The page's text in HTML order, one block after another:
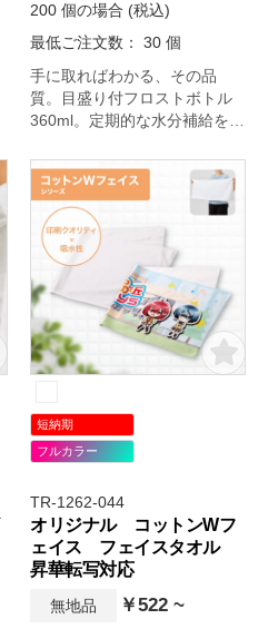
200 個の場合 (税込)
最低ご注文数： 30 個
手に取ればわかる、その品
質。目盛り付フロストボトル
360ml。定期的な水分補給を促
トルです。
短納期
フルカラー
TR-1262-044
オリジナル コットンWフ
ェイス フェイスタオル
昇華転写対応
無地品 ￥522 ~